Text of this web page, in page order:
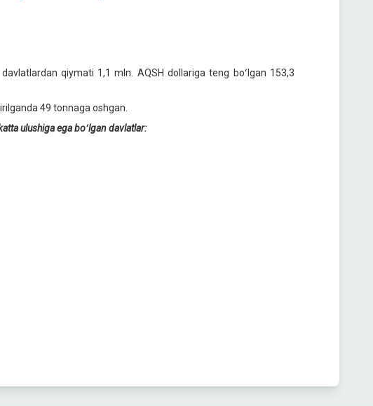
qiymati 1,1 mln. AQSH dollariga teng boʻlgan 153,3
49 tonnaga oshgan.
ulushiga ega boʻlgan davlatlar: